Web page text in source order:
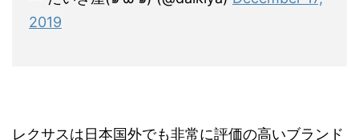
2019
レクサスは日本国外でも非常に評価の高いブランド